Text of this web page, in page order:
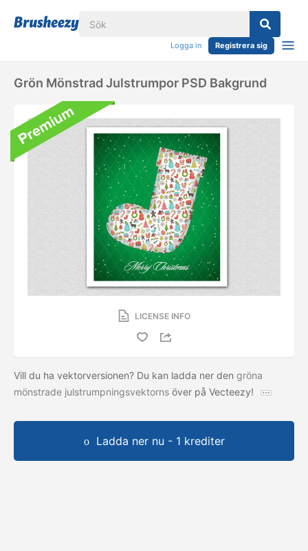
Logga in Registrera sig
Grön Mönstrad Julstrumpor PSD Bakgrund
LICENSE INFO
Vill du ha vektorversionen? Du kan ladda ner den gröna
mönstrade julstrumpningsvektorns över på Vecteezy!
Ladda ner nu - 1 krediter